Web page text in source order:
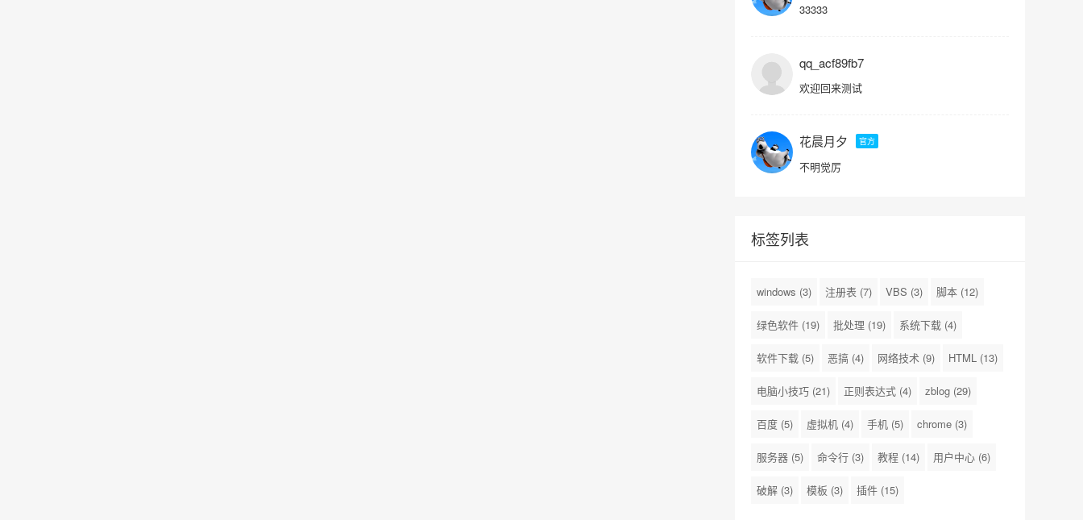
33333
qq_acf89fb7
欢迎回来测试
花晨月夕 官方
不明觉厉
标签列表
windows (3) 注册表 (7) VBS (3) 脚本 (12)
绿色软件 (19) 批处理 (19) 系统下载 (4)
软件下载 (5) 恶搞 (4) 网络技术 (9) HTML (13)
电脑小技巧 (21) 正则表达式 (4) zblog (29)
百度 (5) 虚拟机 (4) 手机 (5) chrome (3)
服务器 (5) 命令行 (3) 教程 (14) 用户中心 (6)
破解 (3) 模板 (3) 插件 (15)